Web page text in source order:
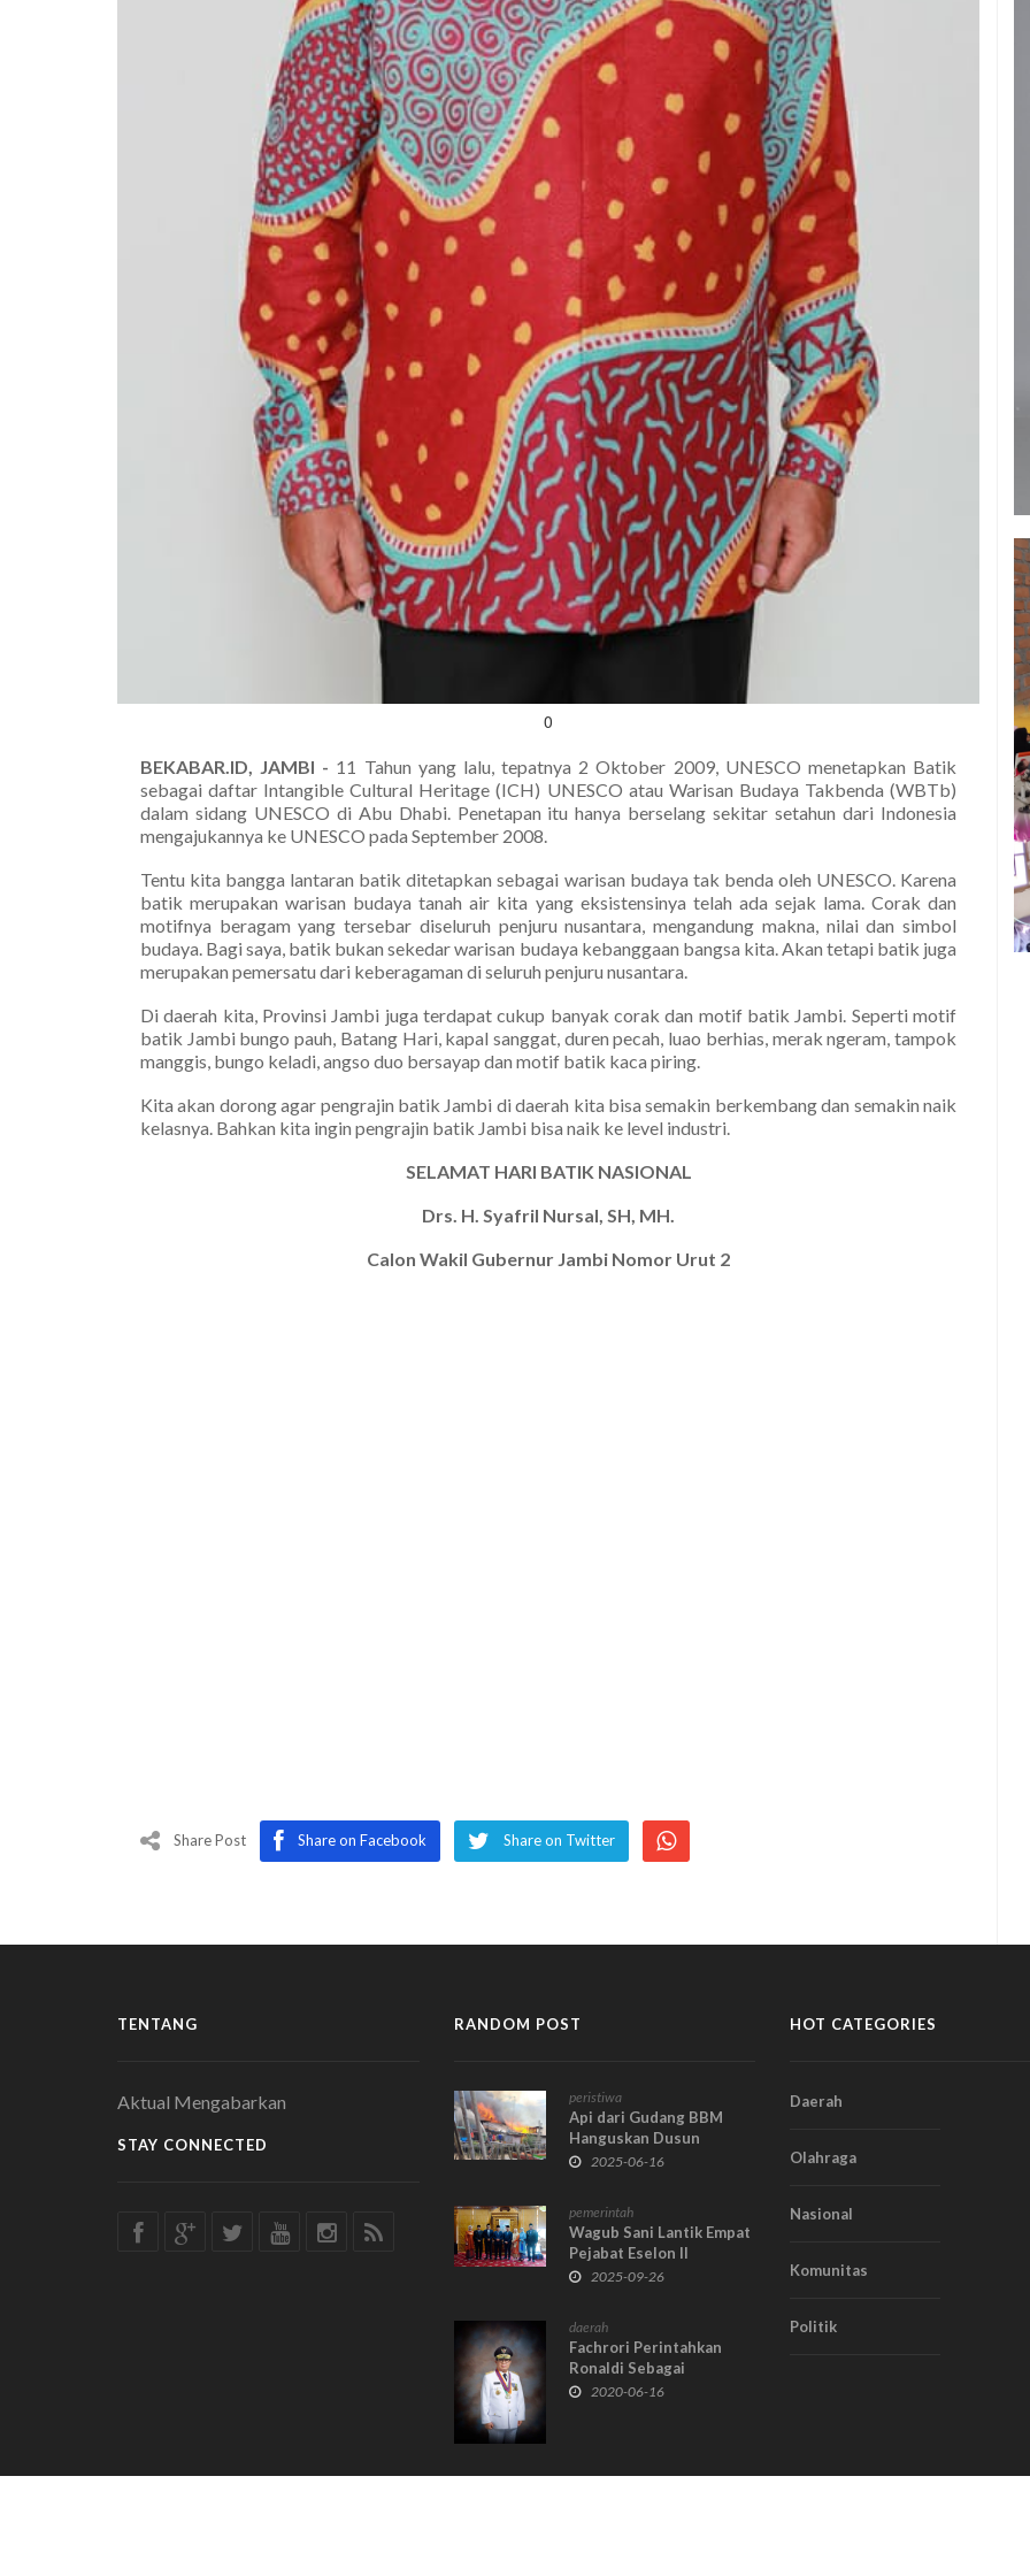
0
BEKABAR.ID, JAMBI - 11 Tahun yang lalu, tepatnya 2 Oktober 2009, UNESCO menetapkan Batik
sebagai daftar Intangible Cultural Heritage (ICH) UNESCO atau Warisan Budaya Takbenda (WBTb)
dalam sidang UNESCO di Abu Dhabi. Penetapan itu hanya berselang sekitar setahun dari Indonesia
mengajukannya ke UNESCO pada September 2008.
Tentu kita bangga lantaran batik ditetapkan sebagai warisan budaya tak benda oleh UNESCO. Karena
batik merupakan warisan budaya tanah air kita yang eksistensinya telah ada sejak lama. Corak dan
motifnya beragam yang tersebar diseluruh penjuru nusantara, mengandung makna, nilai dan simbol
budaya. Bagi saya, batik bukan sekedar warisan budaya kebanggaan bangsa kita. Akan tetapi batik juga
merupakan pemersatu dari keberagaman di seluruh penjuru nusantara.
Di daerah kita, Provinsi Jambi juga terdapat cukup banyak corak dan motif batik Jambi. Seperti motif
batik Jambi bungo pauh, Batang Hari, kapal sanggat, duren pecah, luao berhias, merak ngeram, tampok
manggis, bungo keladi, angso duo bersayap dan motif batik kaca piring.
Kita akan dorong agar pengrajin batik Jambi di daerah kita bisa semakin berkembang dan semakin naik
kelasnya. Bahkan kita ingin pengrajin batik Jambi bisa naik ke level industri.
SELAMAT HARI BATIK NASIONAL
Drs. H. Syafril Nursal, SH, MH.
Calon Wakil Gubernur Jambi Nomor Urut 2
Share Post Share on Facebook Share on Twitter
TENTANG
Aktual Mengabarkan
STAY CONNECTED
RANDOM POST
peristiwa
Api dari Gudang BBM
Hanguskan Dusun
Teladan Kuala Betara,
Tinggal
2025-06-16
pemerintah
Wagub Sani Lantik Empat
Pejabat Eselon II
Pemprov Jambi
2025-09-26
daerah
Fachrori Perintahkan
Ronaldi Sebagai
Pelaksana Tugas
2020-06-16
HOT CATEGORIES
Daerah
Olahraga
Nasional
Komunitas
Politik